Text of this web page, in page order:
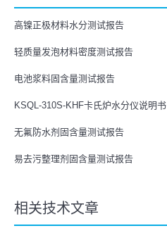
高镍正极材料水分测试报告
轻质量发泡材料密度测试报告
电池浆料固含量测试报告
KSQL-310S-KHF卡氏炉水分仪说明书
无氟防水剂固含量测试报告
易去污整理剂固含量测试报告
相关技术文章